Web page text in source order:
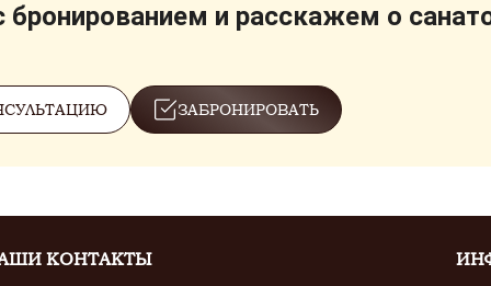
и расскажем о
ЗАБРОНИРОВАТЬ
КОНТАКТЫ